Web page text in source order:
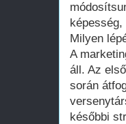
Milyen
A
áll. Az
során
későbbi